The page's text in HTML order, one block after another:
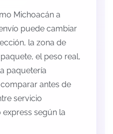
Michoacán a
puede cambiar
la zona de
el peso real,
paquetería
antes de
servicio
según la